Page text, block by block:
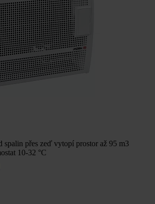
přes zeď vytopí prostor až 95 m3
10-32 °C